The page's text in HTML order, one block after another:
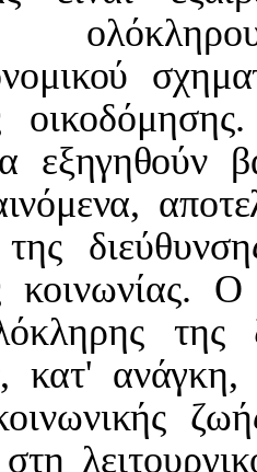
εξηγηθούν
της
κοινωνίας.
της
κατ'